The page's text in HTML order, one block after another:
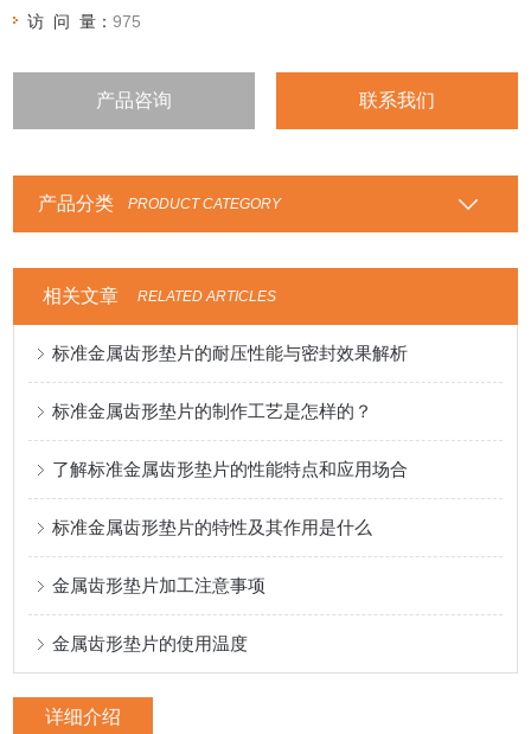
访 问 量：975
产品咨询 联系我们
产品分类 PRODUCT CATEGORY
相关文章 RELATED ARTICLES
标准金属齿形垫片的耐压性能与密封效果解析
标准金属齿形垫片的制作工艺是怎样的？
了解标准金属齿形垫片的性能特点和应用场合
标准金属齿形垫片的特性及其作用是什么
金属齿形垫片加工注意事项
金属齿形垫片的使用温度
详细介绍